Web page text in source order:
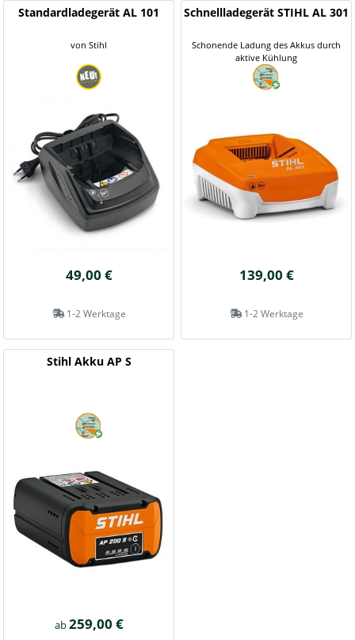
Standardladegerät AL 101
von Stihl
49,00 €
1-2 Werktage
Schnellladegerät STIHL AL 301
Schonende Ladung des Akkus durch
aktive Kühlung
139,00 €
1-2 Werktage
Stihl Akku AP S
ab259,00 €